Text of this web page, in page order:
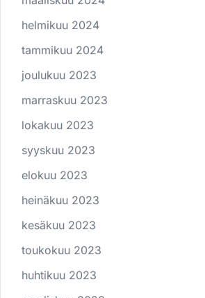
helmikuu 2024
tammikuu 2024
joulukuu 2023
marraskuu 2023
lokakuu 2023
syyskuu 2023
elokuu 2023
heinäkuu 2023
kesäkuu 2023
toukokuu 2023
huhtikuu 2023